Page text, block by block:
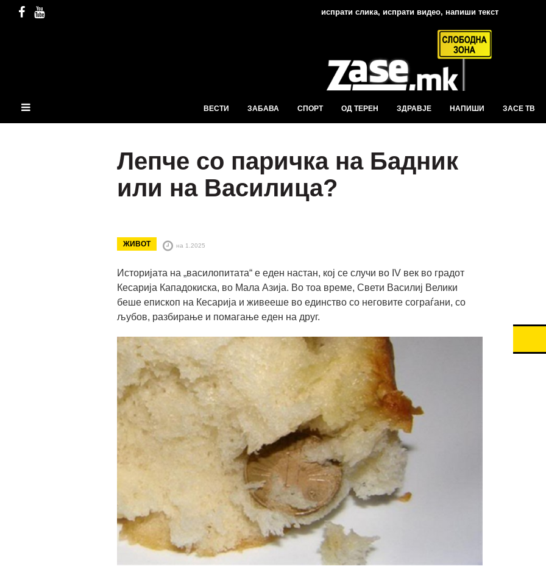
испрати слика, испрати видео, напиши текст
ВЕСТИ ЗАБАВА СПОРТ ОД ТЕРЕН ЗДРАВЈЕ НАПИШИ ЗАСЕ ТВ
Лепче со паричка на Бадник
или на Василица?
ЖИВОТ на 1.2025
Историјата на „василопитата“ е еден настан, кој се случи во IV век во градот
Кесарија Кападокиска, во Мала Азија. Во тоа време, Свети Василиј Велики
беше епископ на Кесарија и живееше во единство со неговите сограѓани, со
љубов, разбирање и помагање еден на друг.